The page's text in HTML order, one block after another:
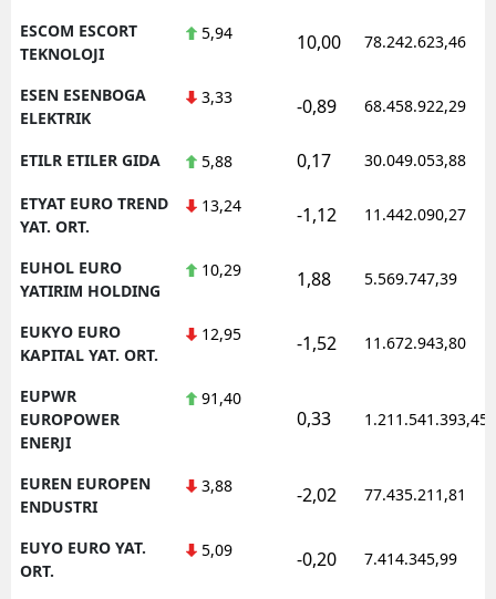
ESCOM ESCORT
TEKNOLOJI
5,94 10,00 78.242.623,46
ESEN ESENBOGA
ELEKTRIK
3,33 -0,89 68.458.922,29
ETILR ETILER GIDA 5,88 0,17 30.049.053,88
ETYAT EURO TREND
YAT. ORT.
13,24 -1,12 11.442.090,27
EUHOL EURO
YATIRIM HOLDING
10,29 1,88 5.569.747,39
EUKYO EURO
KAPITAL YAT. ORT.
12,95 -1,52 11.672.943,80
EUPWR
EUROPOWER
ENERJI
91,40
0,33 1.211.541.393,45
EUREN EUROPEN
ENDUSTRI
3,88 -2,02 77.435.211,81
EUYO EURO YAT.
ORT.
5,09 -0,20 7.414.345,99